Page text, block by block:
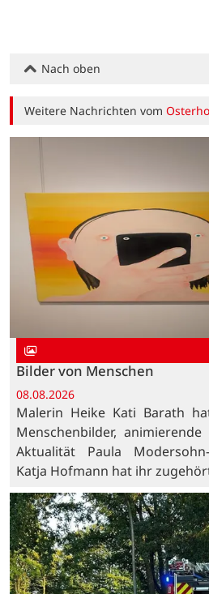
Nach oben
Weitere Nachrichten vom
Bilder von Menschen
08.08.2026
Malerin Heike Kati Barath
Menschenbilder,
Aktualität Paula
Katja Hofmann hat ihr